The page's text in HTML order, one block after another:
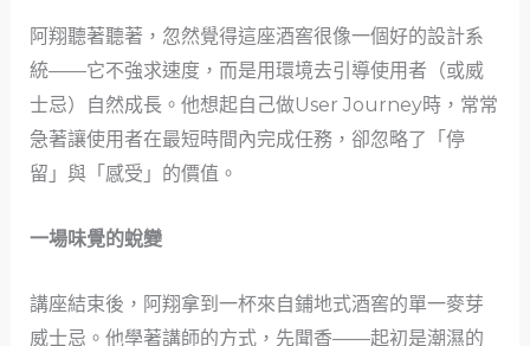
阿翔聽著聽著，忽然覺得這座酒窖很像一個好的設計系
統——它不強求速度，而是用環境去引導使用者（或威
士忌）自然成長。他想起自己做User Journey時，常常
急著讓使用者在最短時間內完成任務，卻忽略了「停
留」與「感受」的價值。
一場味覺的蛻變
講座結束後，阿翔拿到一杯來自鋪地式酒窖的單一麥芽
威士忌。他學著講師的方式，先聞香——起初是潮濕的